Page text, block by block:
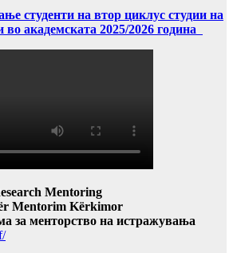
студенти на втор циклус студии на
во академската 2025/2026 година
Mentoring
Mentorim Kërkimor
за менторство на истражувања